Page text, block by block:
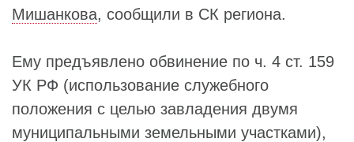
Мишанкова, сообщили в СК региона.
Ему предъявлено обвинение по ч. 4 ст. 159
УК РФ (использование служебного
положения с целью завладения двумя
муниципальными земельными участками),